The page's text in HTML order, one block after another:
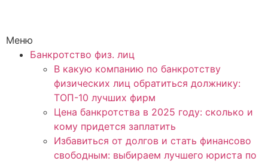
Меню
Банкротство физ. лиц
В какую компанию по банкротству
физических лиц обратиться должнику:
ТОП-10 лучших фирм
Цена банкротства в 2025 году: сколько и
кому придется заплатить
Избавиться от долгов и стать финансово
свободным: выбираем лучшего юриста по